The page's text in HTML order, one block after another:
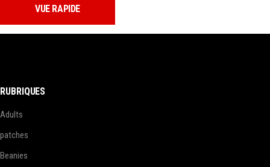
VUE RAPIDE
RUBRIQUES
Adults
patches
Beanies